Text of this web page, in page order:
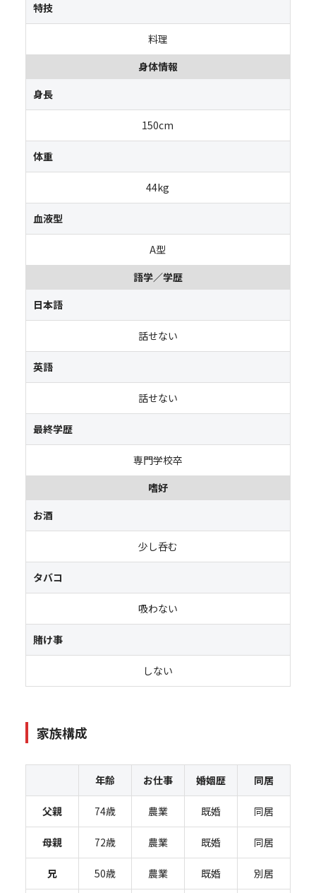
特技
料理
身体情報
身長
150cm
体重
44kg
血液型
A型
語学／学歴
日本語
話せない
英語
話せない
最終学歴
専門学校卒
嗜好
お酒
少し呑む
タバコ
吸わない
賭け事
しない
家族構成
年齢 お仕事 婚姻歴 同居
父親 74歳 農業 既婚 同居
母親 72歳 農業 既婚 同居
兄 50歳 農業 既婚 別居